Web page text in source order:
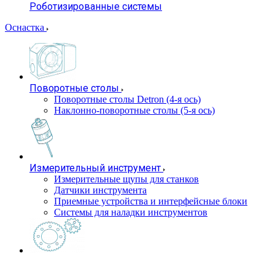
Роботизированные системы
Оснастка
Поворотные столы
Поворотные столы Detron (4-я ось)
Наклонно-поворотные столы (5-я ось)
Измерительный инструмент
Измерительные щупы для станков
Датчики инструмента
Приемные устройства и интерфейсные блоки
Системы для наладки инструментов